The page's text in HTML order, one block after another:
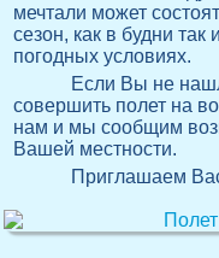
мечтали может
сезон, как в будни
погодных условиях.
Если Вы не
совершить полет на
нам и мы сообщим
Вашей местности.
Приглашаем